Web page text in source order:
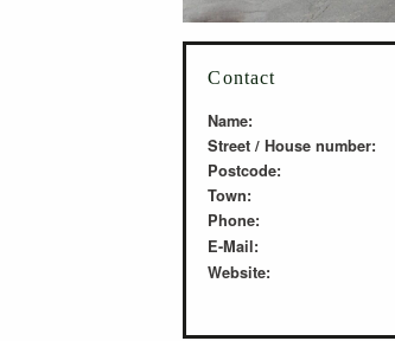
Contact
Name:
Street / House number:
Postcode:
Town:
Phone:
E-Mail:
Website: